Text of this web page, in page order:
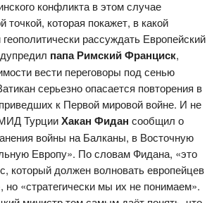
конфликта в этом случае
точкой, которая покажет, в какой
рассуждать Европейский
папа РимскийФранциск,
вести переговоры под сенью
серьезно опасается повторения в
к Первой мировой войне. И не
МИД ТурцииХакан Фидан сообщил о
войны на Балканы, в Восточную
Европу». По словам Фидана, «это
который должен волновать европейцев
«стратегически мы их не понимаем».